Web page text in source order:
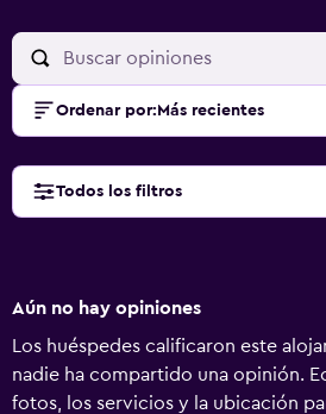
Ordenar por: Más recientes
Todos los filtros
Aún no hay opiniones
Los huéspedes calificaron este
nadie ha compartido una opinión.
fotos, los servicios y la ubicación